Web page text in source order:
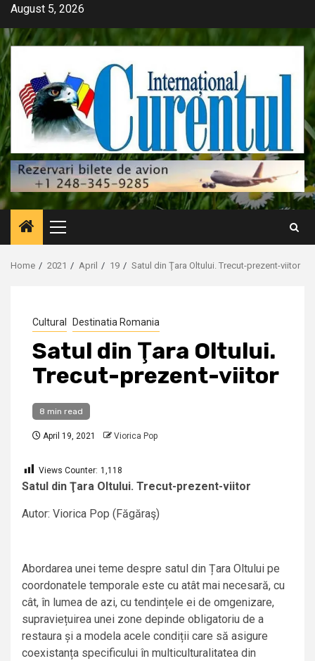
Skip
content
August 5, 2026
Primary
Menu
Home 2021 April 19 Satul din Ţara Oltului. Trecut-prezent-viitor
Cultural Destinatia Romania
Satul din Ţara Oltului.
Trecut-prezent-viitor
8 min read
April 19, 2021 Viorica Pop
Views Counter: 1,118
Satul din Ţara Oltului. Trecut-prezent-viitor
Autor: Viorica Pop (Făgăraş)
Abordarea unei teme despre satul din Țara Oltului pe
coordonatele temporale este cu atât mai necesară, cu
cât, în lumea de azi, cu tendințele ei de omgenizare,
supraviețuirea unei zone depinde obligatoriu de a
restaura și a modela acele condiții care să asigure
coexistanța specificului în multiculturalitatea din